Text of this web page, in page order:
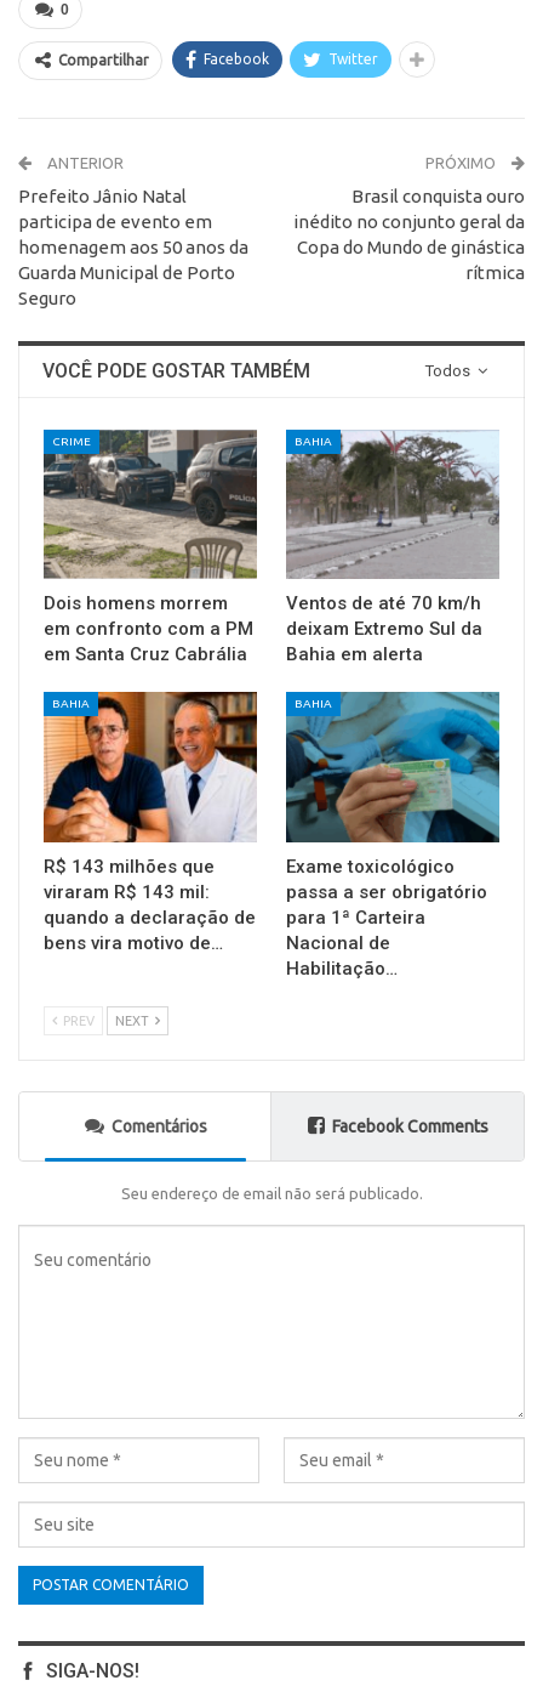
0
Compartilhar Facebook Twitter
ANTERIOR
Prefeito Jânio Natal
participa de evento em
homenagem aos 50 anos da
Guarda Municipal de Porto
Seguro
PRÓXIMO
Brasil conquista ouro
inédito no conjunto geral da
Copa do Mundo de ginástica
rítmica
Todos
VOCÊ PODE GOSTAR TAMBÉM
CRIME
Dois homens morrem
em confronto com a PM
em Santa Cruz Cabrália
BAHIA
Ventos de até 70 km/h
deixam Extremo Sul da
Bahia em alerta
BAHIA
R$ 143 milhões que
viraram R$ 143 mil:
quando a declaração de
bens vira motivo de…
BAHIA
Exame toxicológico
passa a ser obrigatório
para 1ª Carteira
Nacional de
Habilitação…
PREV NEXT
Comentários Facebook Comments
Seu endereço de email não será publicado.
SIGA-NOS!